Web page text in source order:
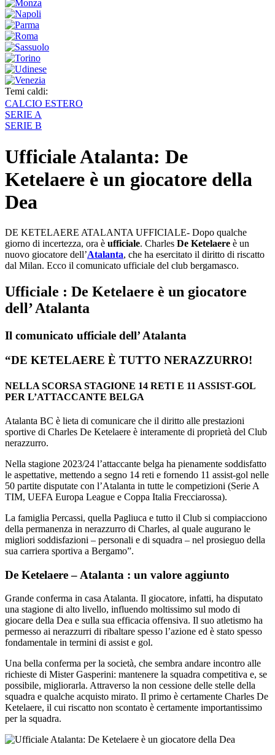
Temi caldi:
CALCIO ESTERO
SERIE A
SERIE B
Ufficiale Atalanta: De
Ketelaere è un giocatore della
Dea
DE KETELAERE ATALANTA UFFICIALE- Dopo qualche
giorno di incertezza, ora è ufficiale. Charles De Ketelaere è un
nuovo giocatore dell’Atalanta, che ha esercitato il diritto di riscatto
dal Milan. Ecco il comunicato ufficiale del club bergamasco.
Ufficiale : De Ketelaere è un giocatore
dell’ Atalanta
Il comunicato ufficiale dell’ Atalanta
“DE KETELAERE È TUTTO NERAZZURRO!
NELLA SCORSA STAGIONE 14 RETI E 11 ASSIST-GOL
PER L’ATTACCANTE BELGA
Atalanta BC è lieta di comunicare che il diritto alle prestazioni
sportive di Charles De Ketelaere è interamente di proprietà del Club
nerazzurro.
Nella stagione 2023/24 l’attaccante belga ha pienamente soddisfatto
le aspettative, mettendo a segno 14 reti e fornendo 11 assist-gol nelle
50 partite disputate con l’Atalanta in tutte le competizioni (Serie A
TIM, UEFA Europa League e Coppa Italia Frecciarossa).
La famiglia Percassi, quella Pagliuca e tutto il Club si compiacciono
della permanenza in nerazzurro di Charles, al quale augurano le
migliori soddisfazioni – personali e di squadra – nel prosieguo della
sua carriera sportiva a Bergamo”.
De Ketelaere – Atalanta : un valore aggiunto
Grande conferma in casa Atalanta. Il giocatore, infatti, ha disputato
una stagione di alto livello, influendo moltissimo sul modo di
giocare della Dea e sulla sua efficacia offensiva. Il suo atletismo ha
permesso ai nerazzurri di ribaltare spesso l’azione ed è stato spesso
fondamentale in termini di assist e gol.
Una bella conferma per la società, che sembra andare incontro alle
richieste di Mister Gasperini: mantenere la squadra competitiva e, se
possibile, migliorarla. Attraverso la non cessione delle stelle della
squadra e qualche acquisto mirato. Il primo è certamente Charles De
Ketelaere, il cui riscatto non scontato è certamente importantissimo
per la squadra.